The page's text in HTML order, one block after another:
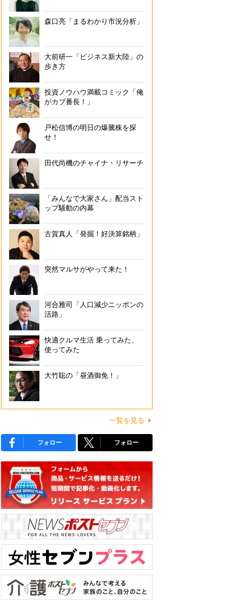
森口亮「まるわかり市況分析」
大前研一「ビジネス新大陸」の
歩き方
投資ノウハウ満載コミック「俺
がカブ番長！」
戸松信博の明日の爆騰株を探
せ！
田代尚機のチャイナ・リサーチ
「みんなで大家さん」配当スト
ップ騒動の内幕
古賀真人「発掘！好決算銘柄」
突然マルサがやって来た！
河合雅司「人口減少ニッポンの
活路」
快適クルマ生活 乗ってみた、
使ってみた
大竹聡の「昼酒御免！」
一覧を見る
フォロー フォロー